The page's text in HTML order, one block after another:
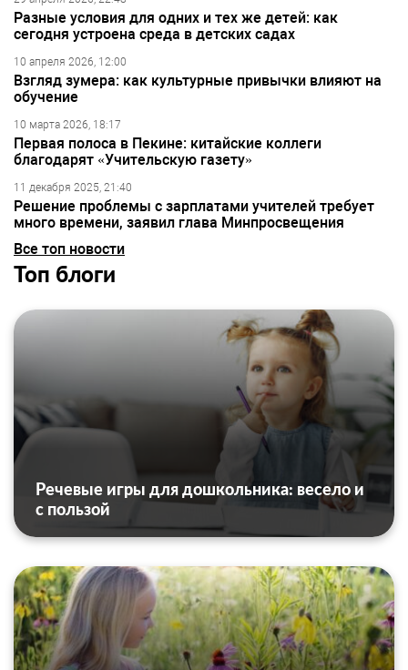
Разные условия для одних и тех же детей: как
сегодня устроена среда в детских садах
10 апреля 2026, 12:00
Взгляд зумера: как культурные привычки влияют на
обучение
10 марта 2026, 18:17
Первая полоса в Пекине: китайские коллеги
благодарят «Учительскую газету»
11 декабря 2025, 21:40
Решение проблемы с зарплатами учителей требует
много времени, заявил глава Минпросвещения
Все топ новости
Топ блоги
Речевые игры для дошкольника: весело и
с пользой